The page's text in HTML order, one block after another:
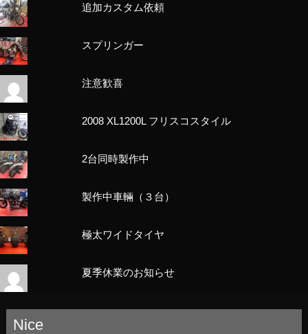
追加カスタム依頼
スプリンガー
注意歓喜
2008 XL1200L フリスコスタイル
2台同時製作中
製作中車輛（３台）
極太ワイドタイヤ
夏季休業のお知らせ
Nice